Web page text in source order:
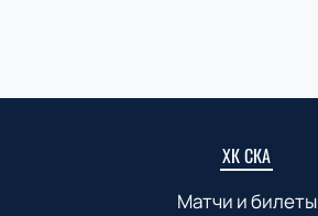
ХК СКА
Матчи и билеты